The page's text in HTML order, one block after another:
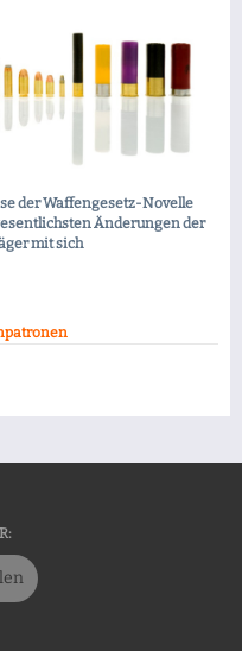
der Waffengesetz-Novelle
Änderungen der
mit sich